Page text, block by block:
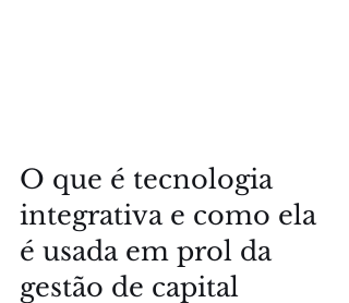
O que é tecnologia
integrativa e como ela
é usada em prol da
gestão de capital